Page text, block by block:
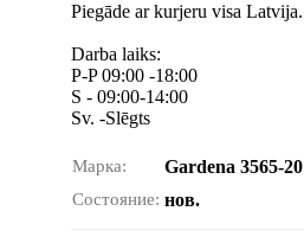
Piegāde ar kurjeru visa Latvija.
Darba laiks:
P-P 09:00 -18:00
S - 09:00-14:00
Sv. -Slēgts
Марка: Gardena 3565-20
Состояние: нов.